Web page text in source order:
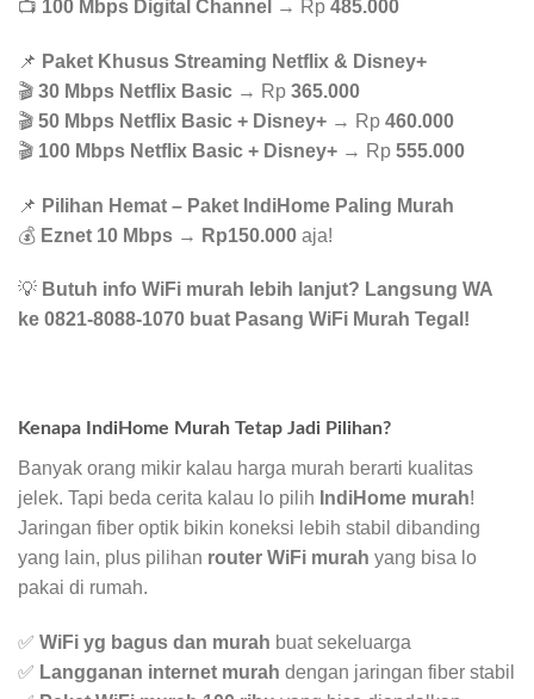
📺 100 Mbps Digital Channel → Rp 485.000
📌 Paket Khusus Streaming Netflix & Disney+
🎬 30 Mbps Netflix Basic → Rp 365.000
🎬 50 Mbps Netflix Basic + Disney+ → Rp 460.000
🎬 100 Mbps Netflix Basic + Disney+ → Rp 555.000
📌 Pilihan Hemat – Paket IndiHome Paling Murah
💰 Eznet 10 Mbps → Rp150.000 aja!
💡 Butuh info WiFi murah lebih lanjut? Langsung WA
ke 0821-8088-1070 buat Pasang WiFi Murah Tegal!
Kenapa IndiHome Murah Tetap Jadi Pilihan?
Banyak orang mikir kalau harga murah berarti kualitas
jelek. Tapi beda cerita kalau lo pilih IndiHome murah!
Jaringan fiber optik bikin koneksi lebih stabil dibanding
yang lain, plus pilihan router WiFi murah yang bisa lo
pakai di rumah.
✅ WiFi yg bagus dan murah buat sekeluarga
✅ Langganan internet murah dengan jaringan fiber stabil